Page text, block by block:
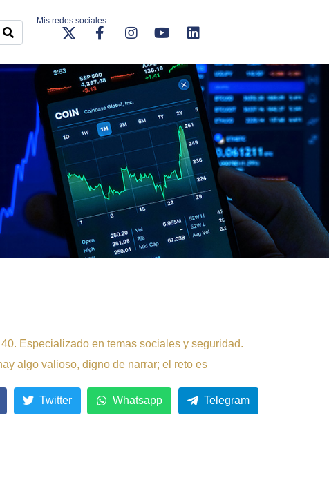
Mis redes sociales
Especializado en temas sociales y seguridad.
algo valioso, digno de narrar; el reto es
Twitter Whatsapp Telegram